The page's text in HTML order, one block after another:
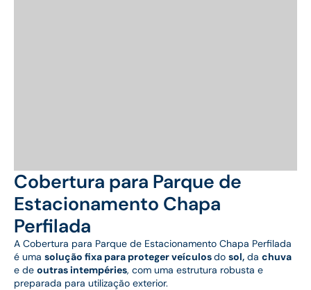
Cobertura para Parque de
Estacionamento Chapa
Perfilada
A Cobertura para Parque de Estacionamento Chapa Perfilada
é uma solução fixa para proteger veículosdo sol, da chuva
e de outras intempéries, com uma estrutura robusta e
preparada para utilização exterior.